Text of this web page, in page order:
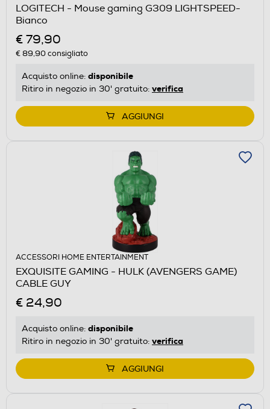
LOGITECH - Mouse gaming G309 LIGHTSPEED-
Bianco
€ 79,90
€ 89,90consigliato
Acquisto online: disponibile
Ritiro in negozio in 30' gratuito: verifica
AGGIUNGI
ACCESSORI HOME ENTERTAINMENT
EXQUISITE GAMING - HULK (AVENGERS GAME)
CABLE GUY
€ 24,90
Acquisto online: disponibile
Ritiro in negozio in 30' gratuito: verifica
AGGIUNGI